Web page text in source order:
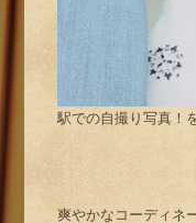
駅での自撮り写真！
爽やかなコーディネ